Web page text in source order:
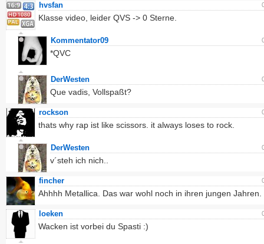
hvsfan
Klasse video, leider QVS -> 0 Sterne.
Kommentator09
*QVC
DerWesten
Que vadis, Vollspaßt?
rockson
thats why rap ist like scissors. it always loses to rock.
DerWesten
v´steh ich nich..
fincher
Ahhhh Metallica. Das war wohl noch in ihren jungen Jahren.
loeken
Wacken ist vorbei du Spasti :)